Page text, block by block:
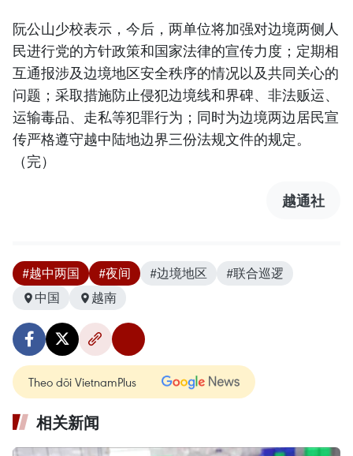
阮公山少校表示，今后，两单位将加强对边境两侧人
民进行党的方针政策和国家法律的宣传力度；定期相
互通报涉及边境地区安全秩序的情况以及共同关心的
问题；采取措施防止侵犯边境线和界碑、非法贩运、
运输毒品、走私等犯罪行为；同时为边境两边居民宣
传严格遵守越中陆地边界三份法规文件的规定。
（完）
越通社
#越中两国 #夜间 #边境地区
#联合巡逻
中国
越南
Theo dõi VietnamPlus
相关新闻